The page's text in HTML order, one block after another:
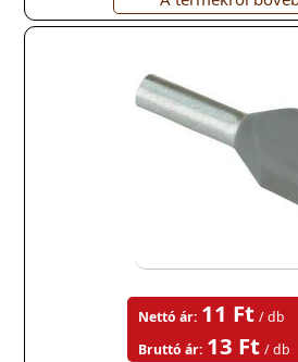
Nettó ár: 11 Ft / db
Bruttó ár: 13 Ft / db